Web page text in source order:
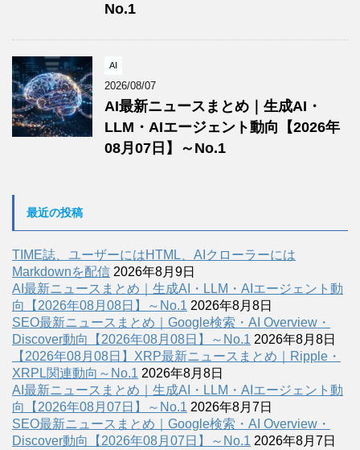
No.1
AI
2026/08/07
AI最新ニュースまとめ｜生成AI・
LLM・AIエージェント動向【2026年
08月07日】～No.1
最近の投稿
TIME誌、ユーザーにはHTML、AIクローラーには
Markdownを配信 2026年8月9日
AI最新ニュースまとめ｜生成AI・LLM・AIエージェント動
向【2026年08月08日】～No.1 2026年8月8日
SEO最新ニュースまとめ｜Google検索・AI Overview・
Discover動向【2026年08月08日】～No.1 2026年8月8日
【2026年08月08日】XRP最新ニュースまとめ｜Ripple・
XRPL関連動向～No.1 2026年8月8日
AI最新ニュースまとめ｜生成AI・LLM・AIエージェント動
向【2026年08月07日】～No.1 2026年8月7日
SEO最新ニュースまとめ｜Google検索・AI Overview・
Discover動向【2026年08月07日】～No.1 2026年8月7日